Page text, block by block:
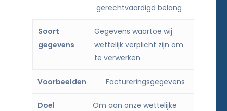
gerechtvaardigd belang
Gegevens waartoe wij
wettelijk verplicht zijn om
te verwerken
Factureringsgegevens
Om aan onze wettelijke